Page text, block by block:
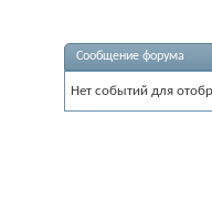
Сообщение форума
Нет событий для